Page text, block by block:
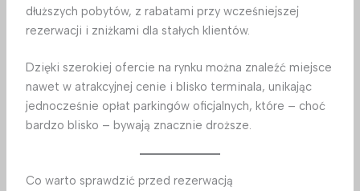
dłuższych pobytów, z rabatami przy wcześniejszej
rezerwacji i zniżkami dla stałych klientów.
Dzięki szerokiej ofercie na rynku można znaleźć miejsce
nawet w atrakcyjnej cenie i blisko terminala, unikając
jednocześnie opłat parkingów oficjalnych, które – choć
bardzo blisko – bywają znacznie droższe.
Co warto sprawdzić przed rezerwacją